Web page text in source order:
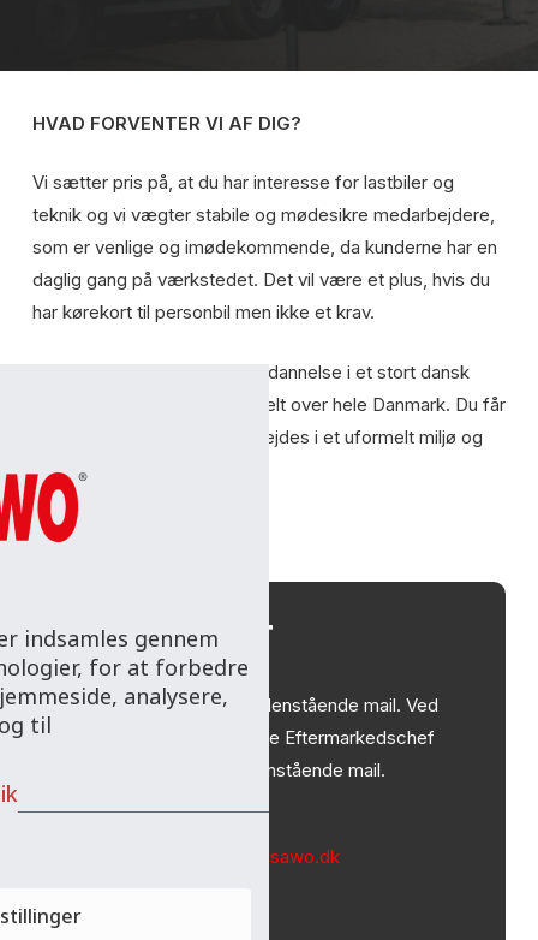
HVAD FORVENTER VI AF DIG?
Vi sætter pris på, at du har interesse for lastbiler og
teknik og vi vægter stabile og mødesikre medarbejdere,
som er venlige og imødekommende, da kunderne har en
daglig gang på værkstedet. Det vil være et plus, hvis du
har kørekort til personbil men ikke et krav.
En alsidig og afvekslende uddannelse i et stort dansk
selskab med afdelinger fordelt over hele Danmark. Du får
gode kollegaer, hvor der arbejdes i et uformelt miljø og
med en fri omgangstone.
SØG JOBBET
Send din ansøgning til nedenstående mail. Ved
spørgsmål kan du kontakte Eftermarkedschef
Morten Pedersen via ovenstående mail.
mpe@sawo.dk
indsamles gennem
for at forbedre
analysere,
til